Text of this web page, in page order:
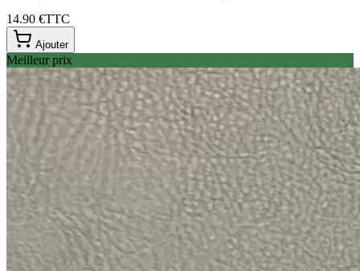
14.90 €TTC
Ajouter
Meilleur prix